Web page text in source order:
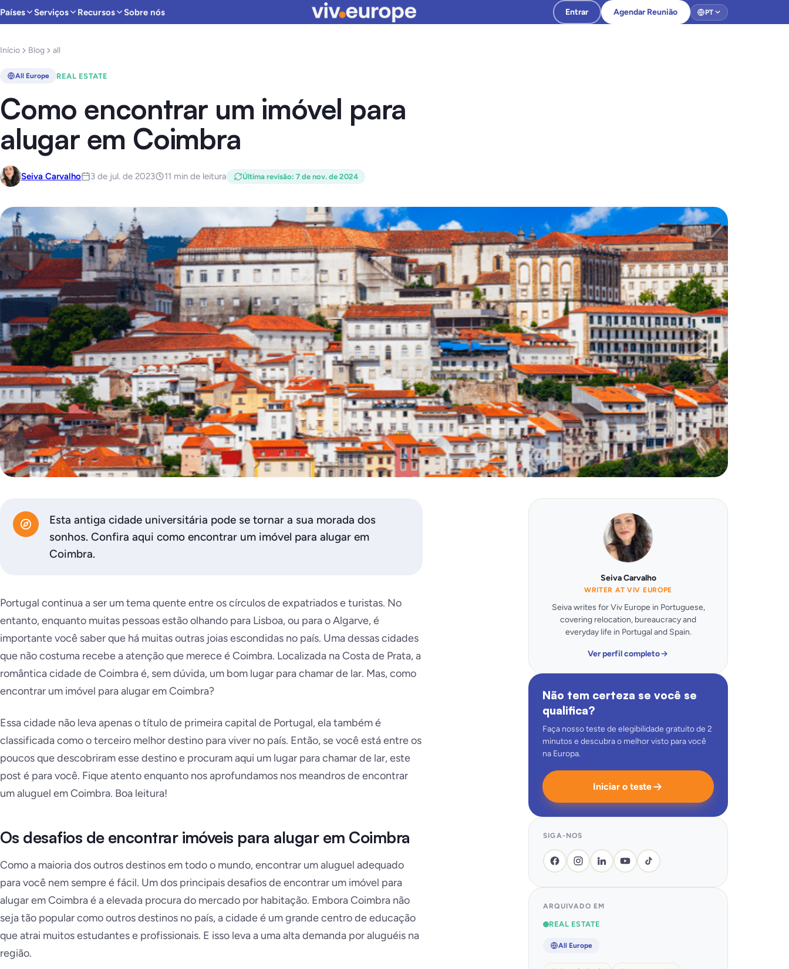
Países Serviços Recursos Sobre nós Entrar Agendar Reunião PT
Início Blog all
All Europe REAL ESTATE
Como encontrar um imóvel para
alugar em Coimbra
Seiva Carvalho 3 de jul. de 2023 11 min de leitura Última revisão: 7 de nov. de 2024
Esta antiga cidade universitária pode se tornar a sua morada dos
sonhos. Confira aqui como encontrar um imóvel para alugar em
Coimbra.
Portugal continua a ser um tema quente entre os círculos de expatriados e turistas. No
entanto, enquanto muitas pessoas estão olhando para Lisboa, ou para o Algarve, é
importante você saber que há muitas outras joias escondidas no país. Uma dessas cidades
que não costuma recebe a atenção que merece é Coimbra. Localizada na Costa de Prata, a
romântica cidade de Coimbra é, sem dúvida, um bom lugar para chamar de lar. Mas, como
encontrar um imóvel para alugar em Coimbra?
Essa cidade não leva apenas o título de primeira capital de Portugal, ela também é
classificada como o terceiro melhor destino para viver no país. Então, se você está entre os
poucos que descobriram esse destino e procuram aqui um lugar para chamar de lar, este
post é para você. Fique atento enquanto nos aprofundamos nos meandros de encontrar
um aluguel em Coimbra. Boa leitura!
Os desafios de encontrar imóveis para alugar em Coimbra
Como a maioria dos outros destinos em todo o mundo, encontrar um aluguel adequado
para você nem sempre é fácil. Um dos principais desafios de encontrar um imóvel para
alugar em Coimbra é a elevada procura do mercado por habitação. Embora Coimbra não
seja tão popular como outros destinos no país, a cidade é um grande centro de educação
que atrai muitos estudantes e profissionais. E isso leva a uma alta demanda por aluguéis na
região.
Seiva Carvalho
WRITER AT VIV EUROPE
Seiva writes for Viv Europe in Portuguese,
covering relocation, bureaucracy and
everyday life in Portugal and Spain.
Ver perfil completo
Não tem certeza se você se
qualifica?
Faça nosso teste de elegibilidade gratuito de 2
minutos e descubra o melhor visto para você
na Europa.
Iniciar o teste
SIGA-NOS
ARQUIVADO EM
REAL ESTATE
All Europe